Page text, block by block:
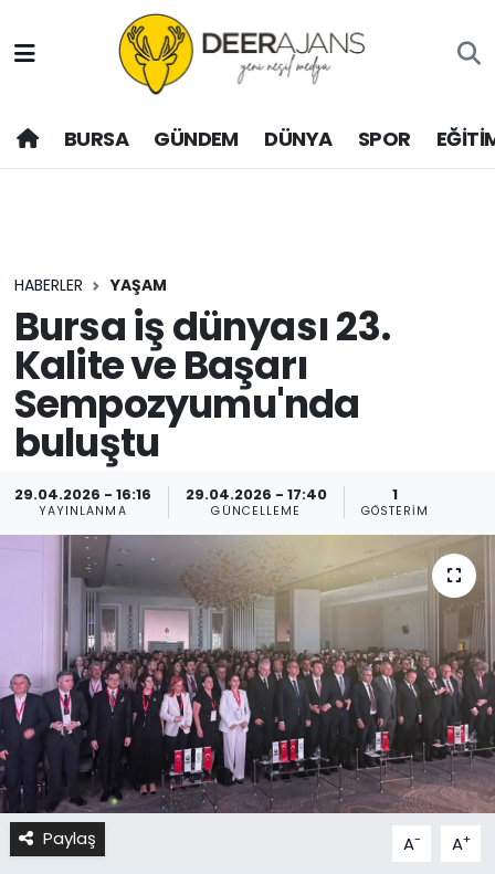
BURSA GÜNDEM DÜNYA SPOR
HABERLER YAŞAM
Bursa iş dünyası 23.
Kalite ve Başarı
Sempozyumu'nda
buluştu
29.04.2026 - 16:16
YAYINLANMA
29.04.2026 - 17:40
GÜNCELLEME
1
GÖSTERIM
Paylaş A- A+
Hava Durumu
Trafik Durumu
Son Dakika Haberleri
Haber Arşivi